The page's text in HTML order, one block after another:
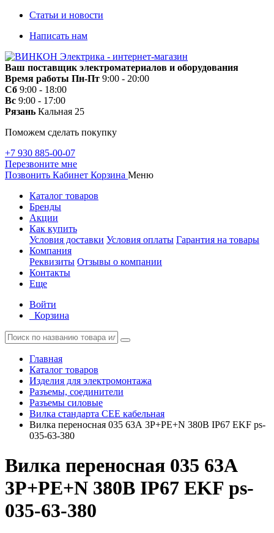
Статьи и новости
Написать нам
Ваш поставщик электроматериалов и оборудования
Время работы Пн-Пт 9:00 - 20:00
Сб 9:00 - 18:00
Вс 9:00 - 17:00
Рязань Кальная 25
Поможем сделать покупку
+7 930 885-00-07
Перезвоните мне
Позвонить Кабинет Корзина Меню
Каталог товаров
Бренды
Акции
Как купить
Условия доставки Условия оплаты Гарантия на товары
Компания
Реквизиты Отзывы о компании
Контакты
Еще
Войти
Корзина
Главная
Каталог товаров
Изделия для электромонтажа
Разъемы, соединители
Разъемы силовые
Вилка стандарта CEE кабельная
Вилка переносная 035 63А 3P+PE+N 380В IP67 EKF ps-
035-63-380
Вилка переносная 035 63А
3P+PE+N 380В IP67 EKF ps-
035-63-380